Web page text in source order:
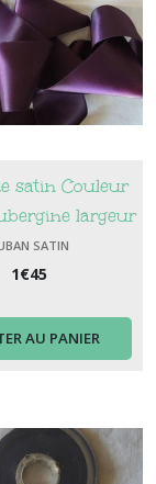
satin Couleur
largeur
mm
SATIN
1€45
AU PANIER